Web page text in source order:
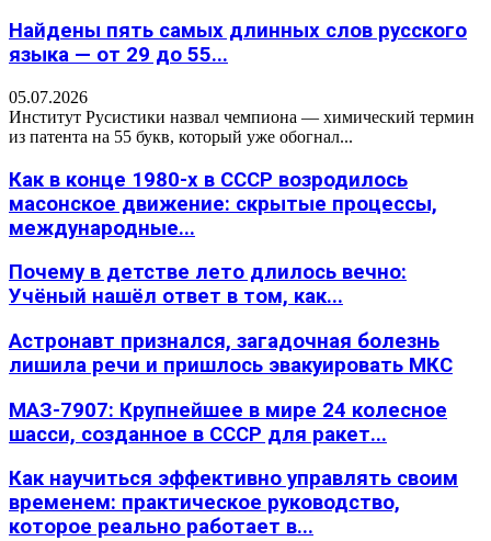
Найдены пять самых длинных слов русского
языка — от 29 до 55...
05.07.2026
Институт Русистики назвал чемпиона — химический термин
из патента на 55 букв, который уже обогнал...
Как в конце 1980-х в СССР возродилось
масонское движение: скрытые процессы,
международные...
Почему в детстве лето длилось вечно:
Учёный нашёл ответ в том, как...
Астронавт признался, загадочная болезнь
лишила речи и пришлось эвакуировать МКС
МАЗ-7907: Крупнейшее в мире 24 колесное
шасси, созданное в СССР для ракет...
Как научиться эффективно управлять своим
временем: практическое руководство,
которое реально работает в...